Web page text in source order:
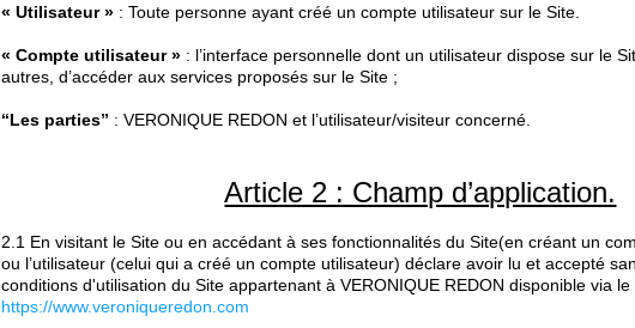
« Utilisateur » : Toute personne ayant créé un compte utilisateur sur le Site.
« Compte utilisateur » : l’interface personnelle dont un utilisateur dispose sur le
autres, d’accéder aux services proposés sur le Site ;
“Les parties” : VERONIQUE REDON et l’utilisateur/visiteur concerné.
Article 2 : Champ d’application.
2.1 En visitant le Site ou en accédant à ses fonctionnalités du Site(en créant un
ou l’utilisateur (celui qui a créé un compte utilisateur) déclare avoir lu et accepté
conditions d'utilisation du Site appartenant à VERONIQUE REDON disponible via le
https://www.veroniqueredon.com